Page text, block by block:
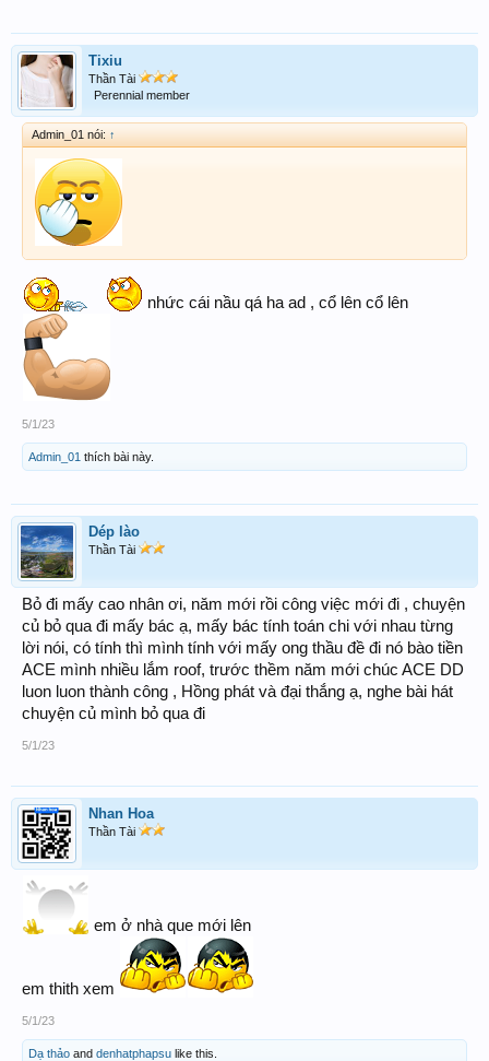
Tixiu
Thần Tài
Perennial member
Admin_01 nói: ↑
nhức cái nầu qá ha ad , cổ lên cổ lên
5/1/23
Admin_01 thích bài này.
Dép lào
Thần Tài
Bỏ đi mấy cao nhân ơi, năm mới rồi công việc mới đi , chuyện
củ bỏ qua đi mấy bác ạ, mấy bác tính toán chi với nhau từng
lời nói, có tính thì mình tính với mấy ong thầu đề đi nó bào tiền
ACE mình nhiều lắm roof, trước thềm năm mới chúc ACE DD
luon luon thành công , Hồng phát và đại thắng ạ, nghe bài hát
chuyện củ mình bỏ qua đi
5/1/23
Nhan Hoa
Thần Tài
em ở nhà que mới lên
em thith xem
5/1/23
Dạ thảo and denhatphapsu like this.